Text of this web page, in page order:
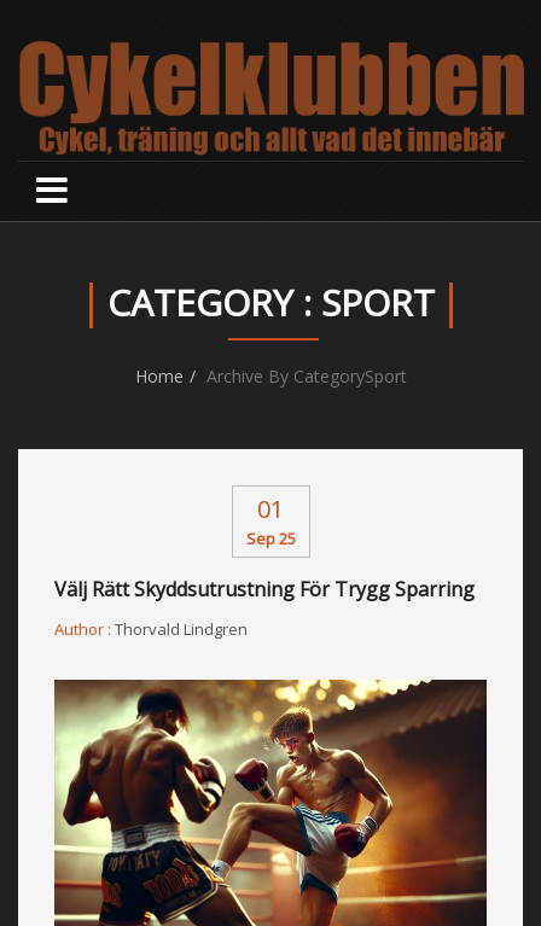
CATEGORY : SPORT
Home Archive By CategorySport
01
Sep 25
Välj Rätt Skyddsutrustning För Trygg Sparring
Author : Thorvald Lindgren